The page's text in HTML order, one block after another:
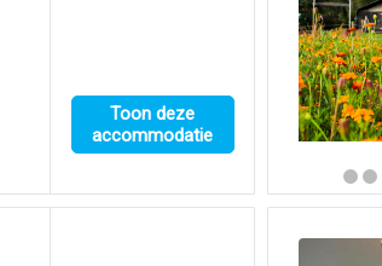
Toon deze
accommodatie